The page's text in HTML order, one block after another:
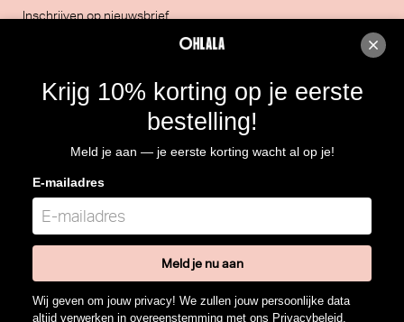
Inschrijven op nieuwsbrief
051/30.32.20
Routebeschrijving
Krijg 10% korting op je eerste
bestelling!
Meld je aan — je eerste korting wacht al op je!
E-mailadres
Meld je nu aan
Wij geven om jouw privacy! We zullen jouw persoonlijke data
altijd verwerken in overeenstemming met ons Privacybeleid.